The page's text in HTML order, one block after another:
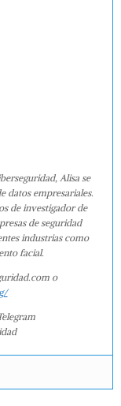
Alisa se
datos empresariales.
de investigador de
de seguridad
industrias como
facial.
o